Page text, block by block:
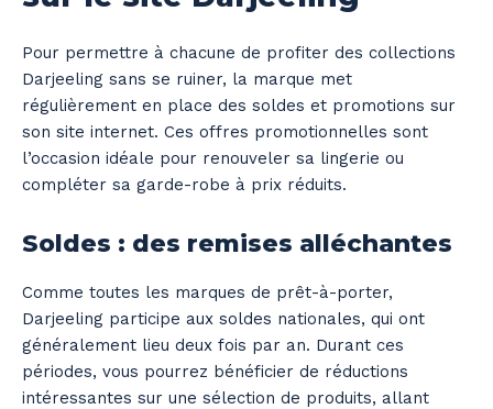
Pour permettre à chacune de profiter des collections
Darjeeling sans se ruiner, la marque met
régulièrement en place des soldes et promotions sur
son site internet. Ces offres promotionnelles sont
l’occasion idéale pour renouveler sa lingerie ou
compléter sa garde-robe à prix réduits.
Soldes : des remises alléchantes
Comme toutes les marques de prêt-à-porter,
Darjeeling participe aux soldes nationales, qui ont
généralement lieu deux fois par an. Durant ces
périodes, vous pourrez bénéficier de réductions
intéressantes sur une sélection de produits, allant